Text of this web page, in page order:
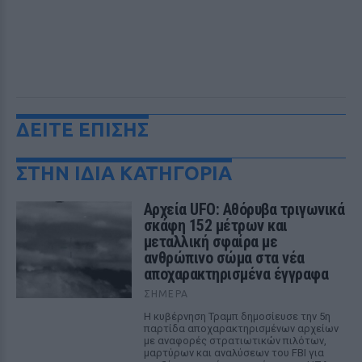
ΔΕΙΤΕ ΕΠΙΣΗΣ
ΣΤΗΝ ΙΔΙΑ ΚΑΤΗΓΟΡΙΑ
Αρχεία UFO: Αθόρυβα τριγωνικά
σκάφη 152 μέτρων και
μεταλλική σφαίρα με
ανθρώπινο σώμα στα νέα
αποχαρακτηρισμένα έγγραφα
ΣΉΜΕΡΑ
Η κυβέρνηση Τραμπ δημοσίευσε την 5η
παρτίδα αποχαρακτηρισμένων αρχείων
με αναφορές στρατιωτικών πιλότων,
μαρτύρων και αναλύσεων του FBI για